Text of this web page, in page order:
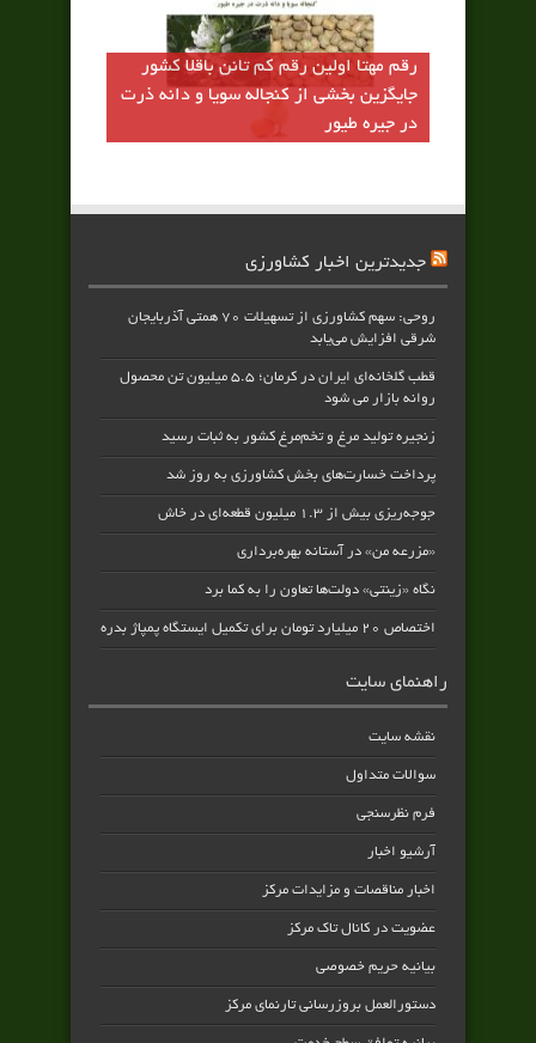
رقم مهتا اولين رقم كم تانن باقلا كشور
جايگزين بخشي از كنجاله سويا و دانه ذرت
در جيره طيور
جدیدترین اخبار کشاورزی
روحی: سهم کشاورزی از تسهیلات ۷۰ همتی آذربایجان
شرقی افزایش می‌یابد
قطب گلخانه‌ای ایران در کرمان؛ ۵.۵ میلیون تن محصول
روانه بازار می شود
زنجیره تولید مرغ و تخم‌مرغ کشور به ثبات رسید
پرداخت خسارت‌های بخش کشاورزی به‌ روز شد
جوجه‌ریزی بیش از ۱.۳ میلیون قطعه‌ای در خاش
«مزرعه من» در آستانه بهره‌برداری
نگاه «زینتی» دولت‌ها تعاون را به کما برد
اختصاص ۲۰ میلیارد تومان برای تکمیل ایستگاه پمپاژ بدره
راهنمای سایت
نقشه سایت
سوالات متداول
فرم نظرسنجی
آرشیو اخبار
اخبار مناقصات و مزایدات مرکز
عضویت در کانال تاک مرکز
بیانیه حریم خصوصی
دستورالعمل بروزرسانی تارنمای مرکز